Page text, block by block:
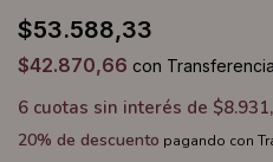
$53.588,33
$42.870,66 con
6 cuotas sin interés de
20% de descuento pagando con